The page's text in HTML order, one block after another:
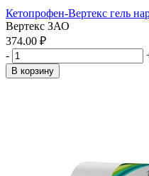
Кетопрофен-Вертекс гель
Вертекс ЗАО
374.00 ₽
-
В корзину